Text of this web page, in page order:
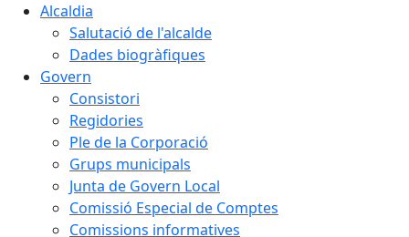
Alcaldia
Salutació de l'alcalde
Dades biogràfiques
Govern
Consistori
Regidories
Ple de la Corporació
Grups municipals
Junta de Govern Local
Comissió Especial de Comptes
Comissions informatives